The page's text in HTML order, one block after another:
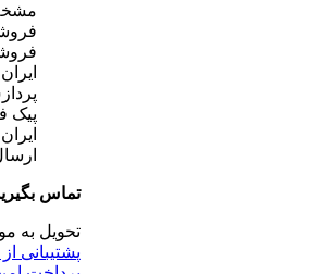
پیک
تماس
تحویل به
پشتیبانی از